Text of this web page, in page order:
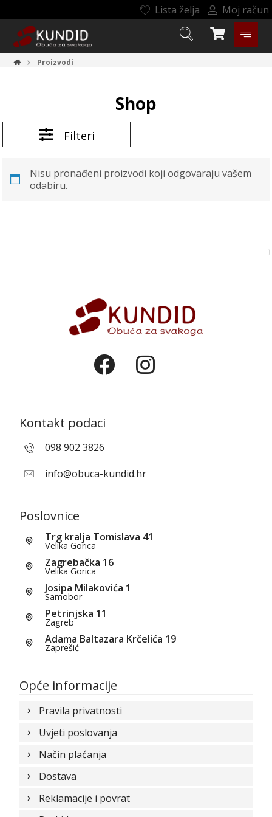
Lista želja Moj račun
Proizvodi
Shop
Filteri
Nisu pronađeni proizvodi koji odgovaraju vašem
odabiru.
Kontakt podaci
098 902 3826
info@obuca-kundid.hr
Poslovnice
Trg kralja Tomislava 41
Velika Gorica
Zagrebačka 16
Velika Gorica
Josipa Milakovića 1
Samobor
Petrinjska 11
Zagreb
Adama Baltazara Krčelića 19
Zaprešić
Opće informacije
Pravila privatnosti
Uvjeti poslovanja
Način plaćanja
Dostava
Reklamacije i povrat